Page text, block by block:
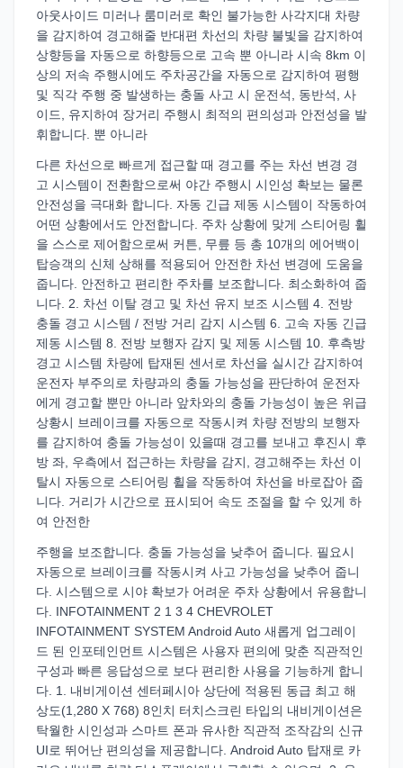
아웃사이드 미러나 룸미러로 확인 불가능한 사각지대 차량
을 감지하여 경고해줄 반대편 차선의 차량 불빛을 감지하여
상향등을 자동으로 하향등으로 고속 뿐 아니라 시속 8km 이
상의 저속 주행시에도 주차공간을 자동으로 감지하여 평행
및 직각 주행 중 발생하는 충돌 사고 시 운전석, 동반석, 사
이드, 유지하여 장거리 주행시 최적의 편의성과 안전성을 발
휘합니다. 뿐 아니라
다른 차선으로 빠르게 접근할 때 경고를 주는 차선 변경 경
고 시스템이 전환함으로써 야간 주행시 시인성 확보는 물론
안전성을 극대화 합니다. 자동 긴급 제동 시스템이 작동하여
어떤 상황에서도 안전합니다. 주차 상황에 맞게 스티어링 휠
을 스스로 제어함으로써 커튼, 무릎 등 총 10개의 에어백이
탑승객의 신체 상해를 적용되어 안전한 차선 변경에 도움을
줍니다. 안전하고 편리한 주차를 보조합니다. 최소화하여 줍
니다. 2. 차선 이탈 경고 및 차선 유지 보조 시스템 4. 전방
충돌 경고 시스템 / 전방 거리 감지 시스템 6. 고속 자동 긴급
제동 시스템 8. 전방 보행자 감지 및 제동 시스템 10. 후측방
경고 시스템 차량에 탑재된 센서로 차선을 실시간 감지하여
운전자 부주의로 차량과의 충돌 가능성을 판단하여 운전자
에게 경고할 뿐만 아니라 앞차와의 충돌 가능성이 높은 위급
상황시 브레이크를 자동으로 작동시켜 차량 전방의 보행자
를 감지하여 충돌 가능성이 있을때 경고를 보내고 후진시 후
방 좌, 우측에서 접근하는 차량을 감지, 경고해주는 차선 이
탈시 자동으로 스티어링 휠을 작동하여 차선을 바로잡아 줍
니다. 거리가 시간으로 표시되어 속도 조절을 할 수 있게 하
여 안전한
주행을 보조합니다. 충돌 가능성을 낮추어 줍니다. 필요시
자동으로 브레이크를 작동시켜 사고 가능성을 낮추어 줍니
다. 시스템으로 시야 확보가 어려운 주차 상황에서 유용합니
다. INFOTAINMENT 2 1 3 4 CHEVROLET
INFOTAINMENT SYSTEM Android Auto 새롭게 업그레이
드 된 인포테인먼트 시스템은 사용자 편의에 맞춘 직관적인
구성과 빠른 응답성으로 보다 편리한 사용을 기능하게 합니
다. 1. 내비게이션 센터페시아 상단에 적용된 동급 최고 해
상도(1,280 X 768) 8인치 터치스크린 타입의 내비게이션은
탁월한 시인성과 스마트 폰과 유사한 직관적 조작감의 신규
UI로 뛰어난 편의성을 제공합니다. Android Auto 탑재로 카